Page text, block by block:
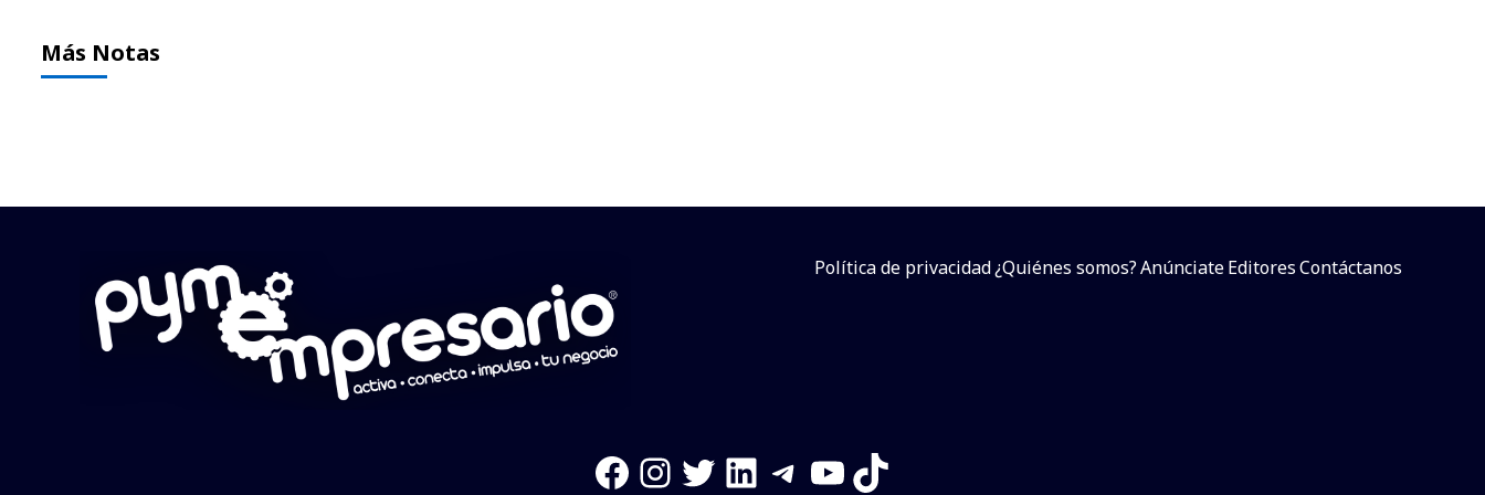
Más Notas
Política de privacidad¿Quiénes somos?AnúnciateEditoresContáctanos
Facebook
Instagram
Twitter
LinkedIn
Telegram
YouTube
TikTok